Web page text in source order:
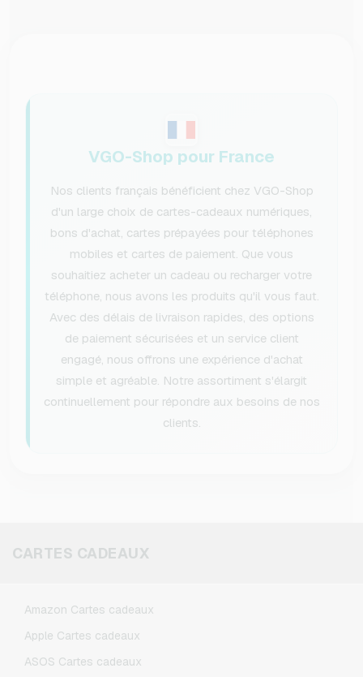
VGO-Shop pour France
Nos clients français bénéficient chez VGO-Shop
d'un large choix de cartes-cadeaux numériques,
bons d'achat, cartes prépayées pour téléphones
mobiles et cartes de paiement. Que vous
souhaitiez acheter un cadeau ou recharger votre
téléphone, nous avons les produits qu'il vous faut.
Avec des délais de livraison rapides, des options
de paiement sécurisées et un service client
engagé, nous offrons une expérience d'achat
simple et agréable. Notre assortiment s'élargit
continuellement pour répondre aux besoins de nos
clients.
CARTES CADEAUX
Amazon Cartes cadeaux
Apple Cartes cadeaux
ASOS Cartes cadeaux